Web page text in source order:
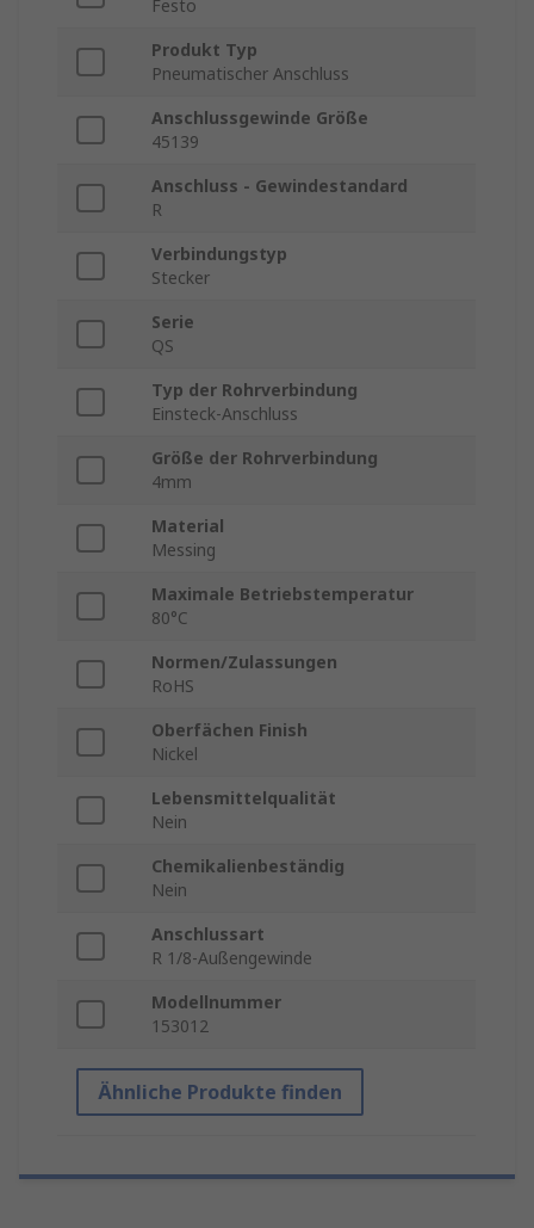
Festo
Produkt Typ
Pneumatischer Anschluss
Anschlussgewinde Größe
45139
Anschluss - Gewindestandard
R
Verbindungstyp
Stecker
Serie
QS
Typ der Rohrverbindung
Einsteck-Anschluss
Größe der Rohrverbindung
4mm
Material
Messing
Maximale Betriebstemperatur
80°C
Normen/Zulassungen
RoHS
Oberfächen Finish
Nickel
Lebensmittelqualität
Nein
Chemikalienbeständig
Nein
Anschlussart
R 1/8-Außengewinde
Modellnummer
153012
Ähnliche Produkte finden